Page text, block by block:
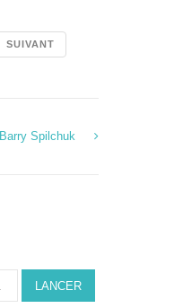
SUIVANT
Barry Spilchuk
LANCER